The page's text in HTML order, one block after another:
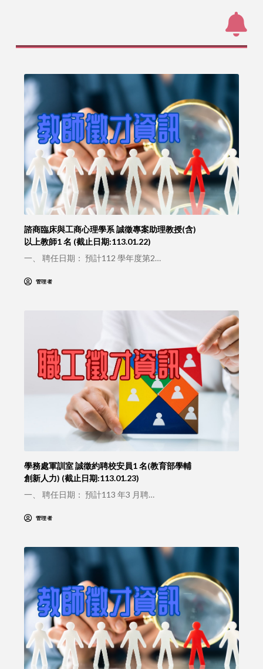
諮商臨床與工商心理學系 誠徵專案助理教授(含)
以上教師1 名 (截止日期:113.01.22)
一、 聘任日期： 預計112 學年度第2…
管理者
學務處軍訓室 誠徵約聘校安員1 名(教育部學輔
創新人力) (截止日期:113.01.23)
一、 聘任日期： 預計113 年3 月聘…
管理者